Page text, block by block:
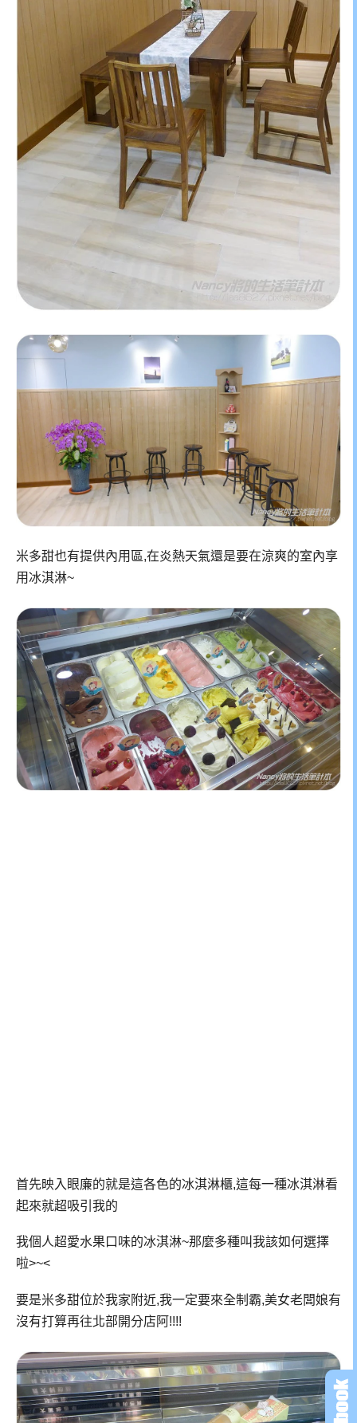
米多甜也有提供內用區,在炎熱天氣還是要在涼爽的室內享
用冰淇淋~
首先映入眼廉的就是這各色的冰淇淋櫃,這每一種冰淇淋看
起來就超吸引我的
我個人超愛水果口味的冰淇淋~那麼多種叫我該如何選擇
啦>~<
要是米多甜位於我家附近,我一定要來全制霸,美女老闆娘有
沒有打算再往北部開分店阿!!!!